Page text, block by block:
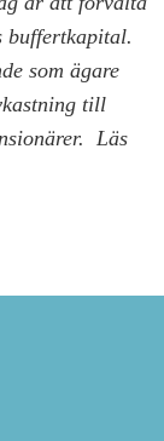
buffertkapital.
som ägare
till
Läs